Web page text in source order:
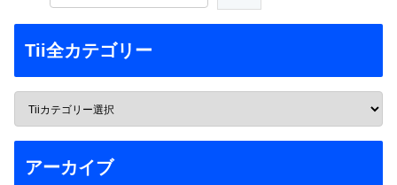
Tii全カテゴリー
アーカイブ